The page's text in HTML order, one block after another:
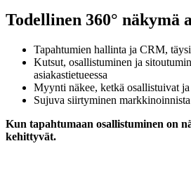
Todellinen 360° näkymä
Tapahtumien hallinta ja CRM,
Kutsut, osallistuminen ja
asiakastietueessa
Myynti näkee, ketkä osallistuivat
Sujuva siirtyminen
Kun tapahtumaan osallistuminen on
kehittyvät.